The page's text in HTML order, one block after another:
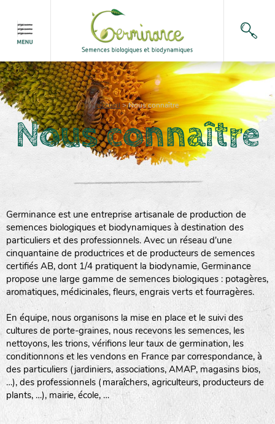
Accueil>Nous connaître
Nous connaître
Germinance est une entreprise artisanale de production de
semences biologiques et biodynamiques à destination des
particuliers et des professionnels. Avec un réseau d'une
cinquantaine de productrices et de producteurs de semences
certifiés AB, dont 1/4 pratiquent la biodynamie, Germinance
propose une large gamme de semences biologiques : potagères,
aromatiques, médicinales, fleurs, engrais verts et fourragères.
En équipe, nous organisons la mise en place et le suivi des
cultures de porte-graines, nous recevons les semences, les
nettoyons, les trions, vérifions leur taux de germination, les
conditionnons et les vendons en France par correspondance, à
des particuliers (jardiniers, associations, AMAP, magasins bios,
…), des professionnels (maraîchers, agriculteurs, producteurs de
plants, …), mairie, école, …